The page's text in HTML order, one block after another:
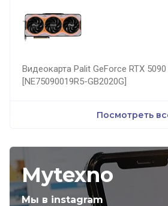
Видеокарта Palit GeForce RTX
[NE75090019R5-GB2020G]
Посмотреть
Mytexno
Мы в instagram